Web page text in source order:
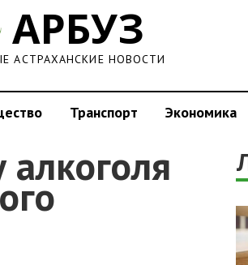
АРБУЗ
АСТРАХАНСКИЕ НОВОСТИ
Транспорт Экономика